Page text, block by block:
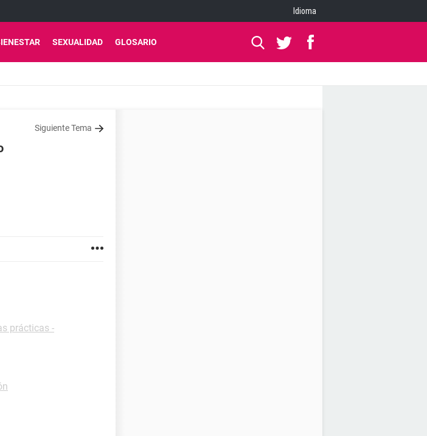
Idioma
SEXUALIDAD GLOSARIO
Siguiente Tema
prácticas -